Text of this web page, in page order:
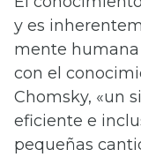
y es
mente
con el
Chomsky, «un
eficiente e
pequeñas